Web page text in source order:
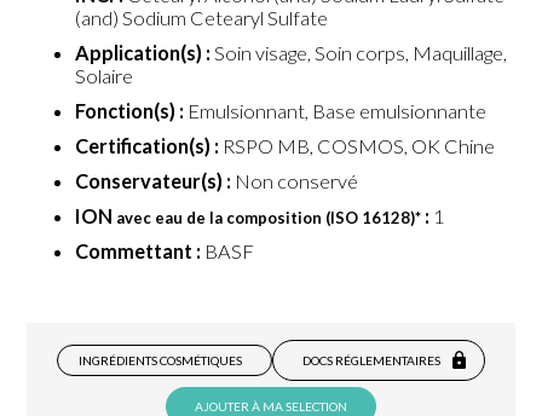
(and) Sodium Cetearyl Sulfate
Application(s) : Soin visage, Soin corps, Maquillage,
Solaire
Fonction(s) : Emulsionnant, Base emulsionnante
Certification(s) : RSPO MB, COSMOS, OK Chine
Conservateur(s) : Non conservé
ION avec eau de la composition (ISO 16128)* : 1
Commettant : BASF
INGRÉDIENTS COSMÉTIQUES DOCS RÉGLEMENTAIRES
AJOUTER À MA SELECTION